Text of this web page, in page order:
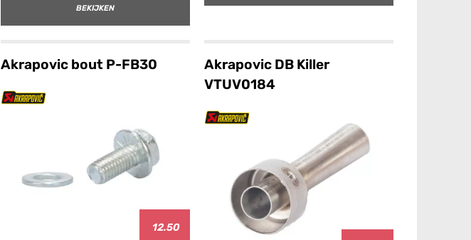
BEKIJKEN
Akrapovic bout P-FB30
12.50
Akrapovic DB Killer
VTUV0184